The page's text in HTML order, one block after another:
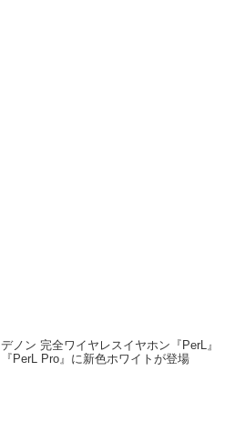
デノン 完全ワイヤレスイヤホン『PerL』
『PerL Pro』に新色ホワイトが登場